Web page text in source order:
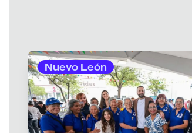
Nuevo León